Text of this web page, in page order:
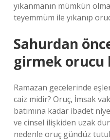
yıkanmanın mümkün
teyemmüm ile yıkanıp
Sahurdan
girmek orucu
Ramazan gecelerinde
caiz midir? Oruç, İmsak
batımına kadar ibadet
ve cinsel ilişkiden uzak
nedenle oruç gündüz